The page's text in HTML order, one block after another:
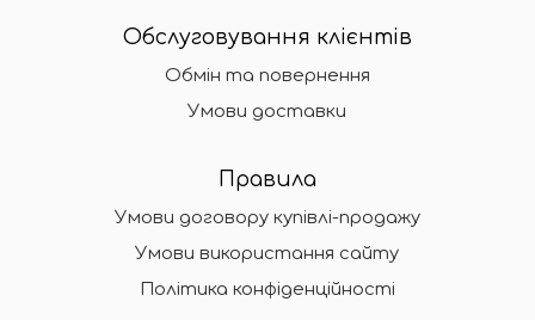
Обслуговування клієнтів
Обмін та повернення
Умови доставки
Правила
Умови договору купівлі-продажу
Умови використання сайту
Політика конфіденційності